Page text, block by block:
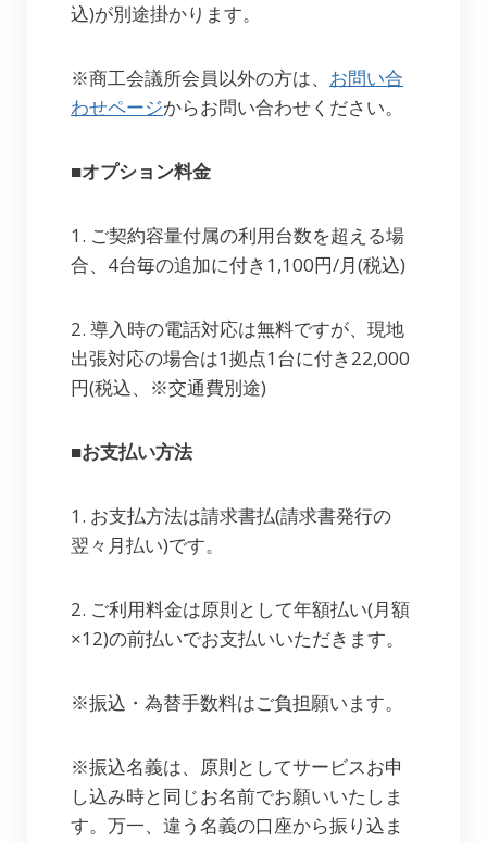
込)が別途掛かります。
※商工会議所会員以外の方は、 お問い合
わせページからお問い合わせください。
■オプション料金
1. ご契約容量付属の利用台数を超える場
合、4台毎の追加に付き1,100円/月(税込)
2. 導入時の電話対応は無料ですが、現地
出張対応の場合は1拠点1台に付き22,000
円(税込、※交通費別途)
■お支払い方法
1. お支払方法は請求書払(請求書発行の
翌々月払い)です。
2. ご利用料金は原則として年額払い(月額
×12)の前払いでお支払いいただきます。
※振込・為替手数料はご負担願います。
※振込名義は、原則としてサービスお申
し込み時と同じお名前でお願いいたしま
す。万一、違う名義の口座から振り込ま